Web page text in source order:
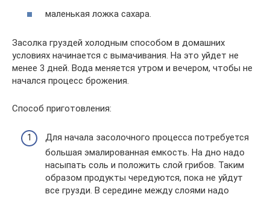
маленькая ложка сахара.
Засолка груздей холодным способом в домашних
условиях начинается с вымачивания. На это уйдет не
менее 3 дней. Вода меняется утром и вечером, чтобы не
начался процесс брожения.
Способ приготовления:
Для начала засолочного процесса потребуется
большая эмалированная емкость. На дно надо
насыпать соль и положить слой грибов. Таким
образом продукты чередуются, пока не уйдут
все грузди. В середине между слоями надо